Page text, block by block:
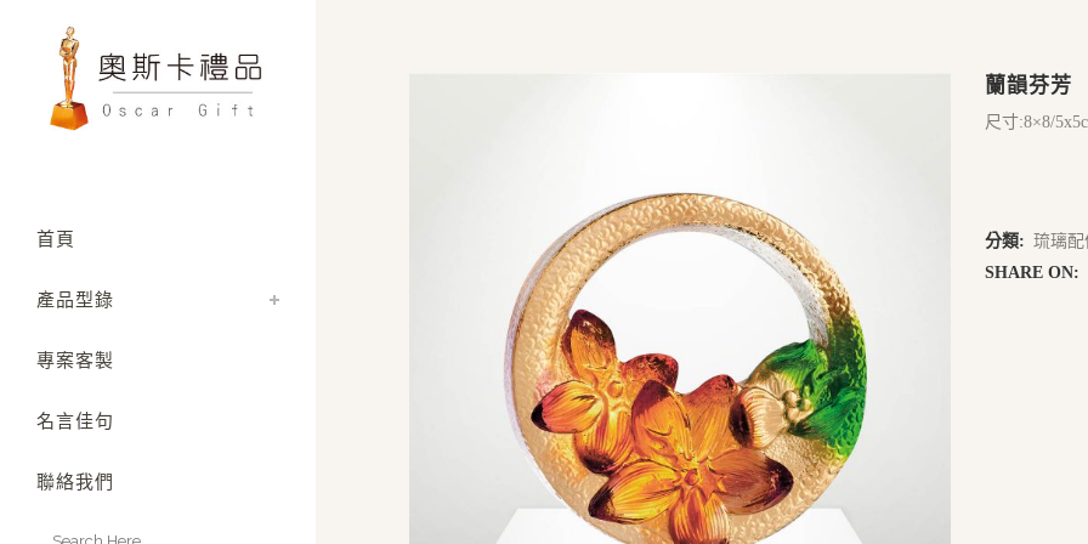
首頁
產品型錄
專案客製
名言佳句
聯絡我們
蘭韻芬芳
尺寸:8×8/
分類: 琉璃配
SHARE ON: